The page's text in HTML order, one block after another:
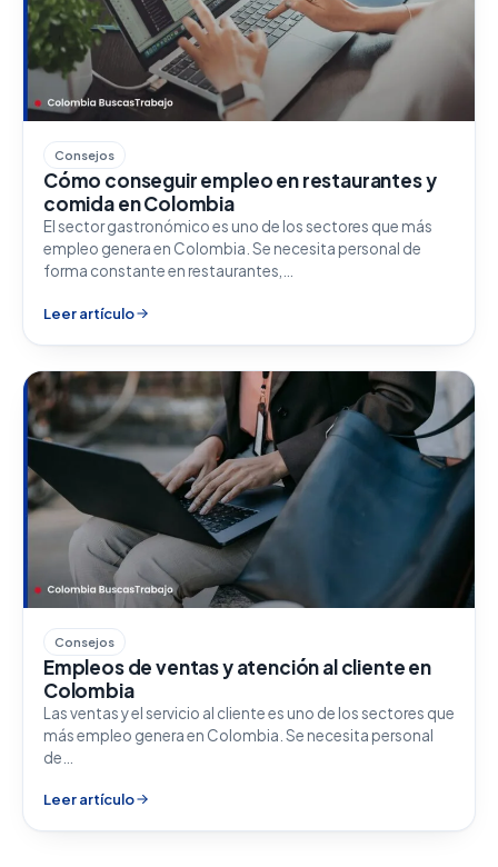
Consejos
Cómo conseguir empleo en restaurantes y
comida en Colombia
El sector gastronómico es uno de los sectores que más
empleo genera en Colombia. Se necesita personal de
forma constante en restaurantes,…
Leer artículo
Consejos
Empleos de ventas y atención al cliente en
Colombia
Las ventas y el servicio al cliente es uno de los sectores que
más empleo genera en Colombia. Se necesita personal
de…
Leer artículo